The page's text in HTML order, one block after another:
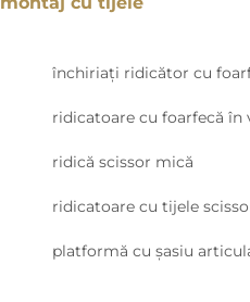
închiriați ridicător cu
ridicatoare cu foarfecă în
ridică scissor mică
ridicatoare cu tijele
platformă cu șasiu